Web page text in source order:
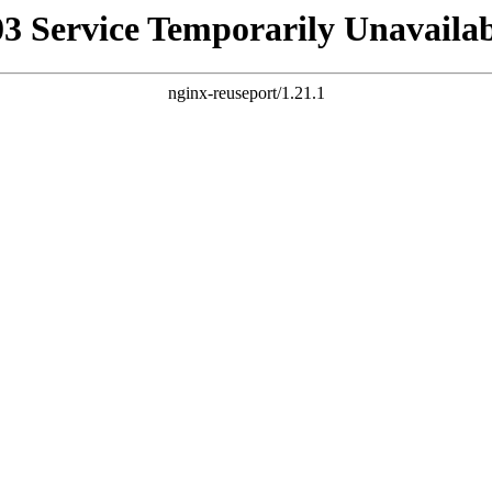
Service Temporarily
nginx-reuseport/1.21.1